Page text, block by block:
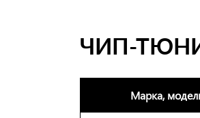
ЧИП-
Марка,